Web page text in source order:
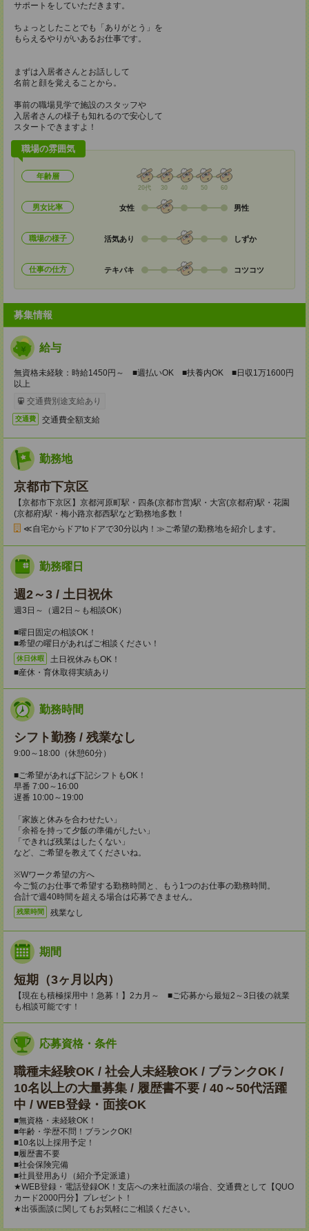
サポートをしていただきます。
ちょっとしたことでも「ありがとう」を
もらえるやりがいあるお仕事です。
まずは入居者さんとお話しして
名前と顔を覚えることから。
事前の職場見学で施設のスタッフや
入居者さんの様子も知れるので安心して
スタートできますよ！
職場の雰囲気
年齢層
20代 30 40 50 60
男女比率 女性 男性
職場の様子 活気あり しずか
仕事の仕方 テキパキ コツコツ
募集情報
給与
無資格未経験：時給1450円～ ■週払いOK ■扶養内OK ■日収1万1600円
以上
交通費別途支給あり
交通費 交通費全額支給
勤務地
京都市下京区
【京都市下京区】京都河原町駅・四条(京都市営)駅・大宮(京都府)駅・花園
(京都府)駅・梅小路京都西駅など勤務地多数！
≪自宅からドアtoドアで30分以内！≫ご希望の勤務地を紹介します。
勤務曜日
週2～3 / 土日祝休
週3日～（週2日～も相談OK）
■曜日固定の相談OK！
■希望の曜日があればご相談ください！
休日休暇
土日祝休みもOK！
■産休・育休取得実績あり
勤務時間
シフト勤務 / 残業なし
9:00～18:00（休憩60分）
■ご希望があれば下記シフトもOK！
早番 7:00～16:00
遅番 10:00～19:00
「家族と休みを合わせたい」
「余裕を持って夕飯の準備がしたい」
「できれば残業はしたくない」
など、ご希望を教えてくださいね。
※Wワーク希望の方へ
今ご覧のお仕事で希望する勤務時間と、もう1つのお仕事の勤務時間。
合計で週40時間を超える場合は応募できません。
残業時間 残業なし
期間
短期（3ヶ月以内）
【現在も積極採用中！急募！】2カ月～ ■ご応募から最短2～3日後の就業
も相談可能です！
応募資格・条件
職種未経験OK / 社会人未経験OK / ブランクOK /
10名以上の大量募集 / 履歴書不要 / 40～50代活躍
中 / WEB登録・面接OK
■無資格・未経験OK！
■年齢・学歴不問！ブランクOK!
■10名以上採用予定！
■履歴書不要
■社会保険完備
■社員登用あり（紹介予定派遣）
★WEB登録・電話登録OK！支店への来社面談の場合、交通費として【QUO
カード2000円分】プレゼント！
★出張面談に関してもお気軽にご相談ください。